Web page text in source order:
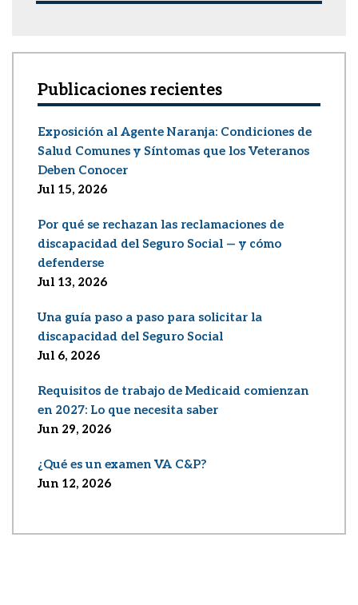
Publicaciones recientes
Exposición al Agente Naranja: Condiciones de
Salud Comunes y Síntomas que los Veteranos
Deben Conocer
Jul 15, 2026
Por qué se rechazan las reclamaciones de
discapacidad del Seguro Social — y cómo
defenderse
Jul 13, 2026
Una guía paso a paso para solicitar la
discapacidad del Seguro Social
Jul 6, 2026
Requisitos de trabajo de Medicaid comienzan
en 2027: Lo que necesita saber
Jun 29, 2026
¿Qué es un examen VA C&P?
Jun 12, 2026